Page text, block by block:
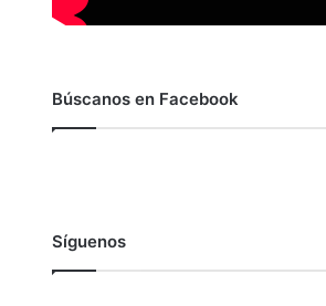
Búscanos en Facebook
Síguenos